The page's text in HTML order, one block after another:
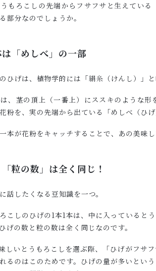
もろこしの先端からフサフサと生えてい
部分なのでしょうか。
「めしべ」の一部
ひげは、植物学的には「絹糸（けんし）」
、茎の頂上（一番上）にススキのような
粉を、実の先端から出ている「めしべ（ひ
本が花粉をキャッチすることで、あの美味
粒の数」は全く同じ！
話したくなる豆知識を一つ。
こしのひげの1本1本は、中に入っていると
げの数と粒の数は全く同じなのです。
しいとうもろこしを選ぶ際、「ひげがフサ
るのはこのためです。ひげの量が多いとい